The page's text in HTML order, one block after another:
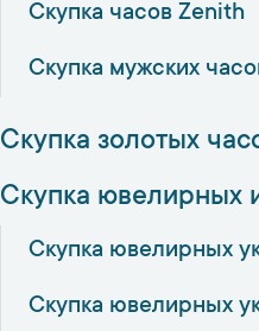
Скупка часов Zenith
Скупка мужских
Скупка золотых
Скупка ювелирных
Скупка ювелирных
Скупка ювелирных